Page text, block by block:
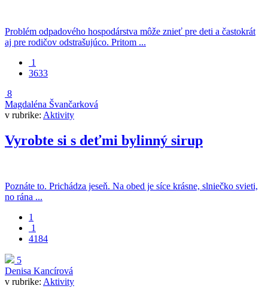
Problém odpadového hospodárstva môže znieť pre deti a častokrát
aj pre rodičov odstrašujúco. Pritom ...
1
3633
8
Magdaléna Švančarková
v rubrike: Aktivity
Vyrobte si s deťmi bylinný sirup
Poznáte to. Prichádza jeseň. Na obed je síce krásne, slniečko svieti,
no rána ...
1
1
4184
5
Denisa Kancírová
v rubrike: Aktivity